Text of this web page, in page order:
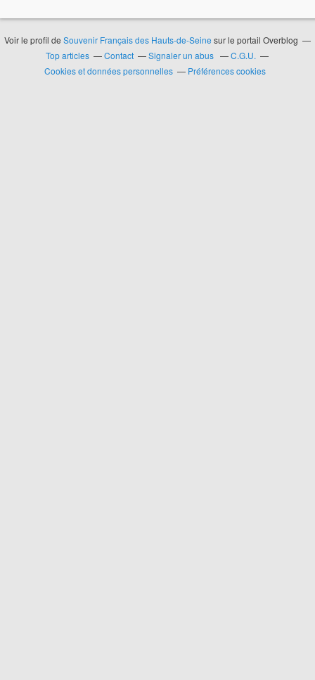
Voir le profil de Souvenir Français des Hauts-de-Seine sur le portail Overblog
Top articles
Contact Signaler un abus
C.G.U.
Cookies et données personnelles
Préférences cookies